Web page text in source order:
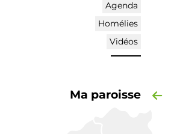
Agenda
Homélies
Vidéos
Ma paroisse